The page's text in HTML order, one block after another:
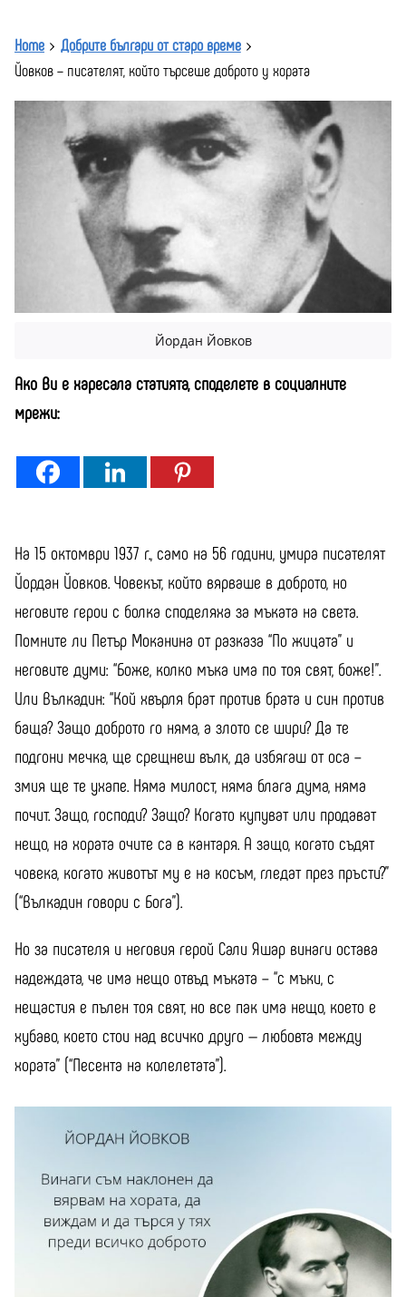
Home
Добрите българи от старо време
Йовков – писателят, който търсеше доброто у хората
Йордан Йовков
Ако Ви е харесала статията, споделете в социалните
мрежи:
На 15 октомври 1937 г., само на 56 години, умира писателят
Йордан Йовков. Човекът, който вярваше в доброто, но
неговите герои с болка споделяха за мъката на света.
Помните ли Петър Моканина от разказа “По жицата” и
неговите думи: “Боже, колко мъка има по тоя свят, боже!”.
Или Вълкадин: “Кой хвърля брат против брата и син против
баща? Защо доброто го няма, а злото се шири? Да те
подгони мечка, ще срещнеш вълк, да избягаш от оса –
змия ще те ухапе. Няма милост, няма блага дума, няма
почит. Защо, господи? Защо? Когато купуват или продават
нещо, на хората очите са в кантаря. А защо, когато съдят
човека, когато животът му е на косъм, гледат през пръсти?”
(“Вълкадин говори с Бога”).
Но за писателя и неговия герой Сали Яшар винаги остава
надеждата, че има нещо отвъд мъката – “с мъки, с
нещастия е пълен тоя свят, но все пак има нещо, което е
хубаво, което стои над всичко друго — любовта между
хората” (“Песента на колелетата”).